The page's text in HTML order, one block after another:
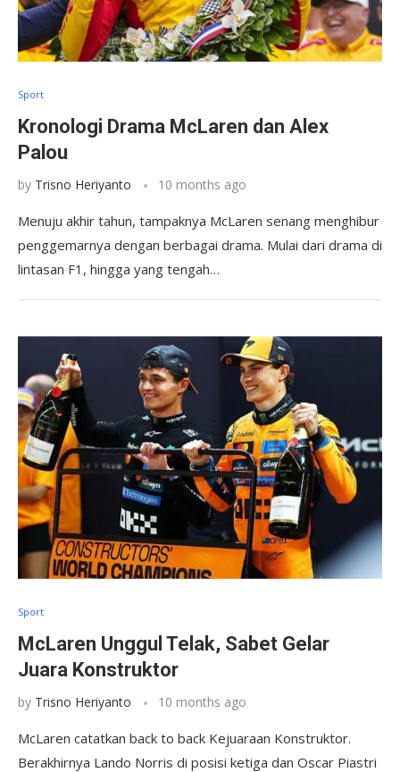
Sport
Kronologi Drama McLaren dan Alex
Palou
by Trisno Heriyanto 10 months ago
Menuju akhir tahun, tampaknya McLaren senang menghibur
penggemarnya dengan berbagai drama. Mulai dari drama di
lintasan F1, hingga yang tengah…
Sport
McLaren Unggul Telak, Sabet Gelar
Juara Konstruktor
by Trisno Heriyanto 10 months ago
McLaren catatkan back to back Kejuaraan Konstruktor.
Berakhirnya Lando Norris di posisi ketiga dan Oscar Piastri